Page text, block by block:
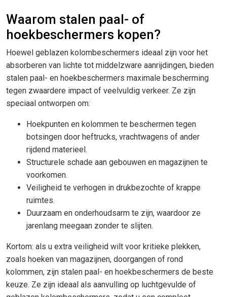
Waarom stalen paal- of
hoekbeschermers kopen?
Hoewel geblazen kolombeschermers ideaal zijn voor het
absorberen van lichte tot middelzware aanrijdingen, bieden
stalen paal- en hoekbeschermers maximale bescherming
tegen zwaardere impact of veelvuldig verkeer. Ze zijn
speciaal ontworpen om:
Hoekpunten en kolommen te beschermen tegen
botsingen door heftrucks, vrachtwagens of ander
rijdend materieel.
Structurele schade aan gebouwen en magazijnen te
voorkomen.
Veiligheid te verhogen in drukbezochte of krappe
ruimtes.
Duurzaam en onderhoudsarm te zijn, waardoor ze
jarenlang meegaan zonder te slijten.
Kortom: als u extra veiligheid wilt voor kritieke plekken,
zoals hoeken van magazijnen, doorgangen of rond
kolommen, zijn stalen paal- en hoekbeschermers de beste
keuze. Ze zijn ideaal als aanvulling op luchtgevulde of